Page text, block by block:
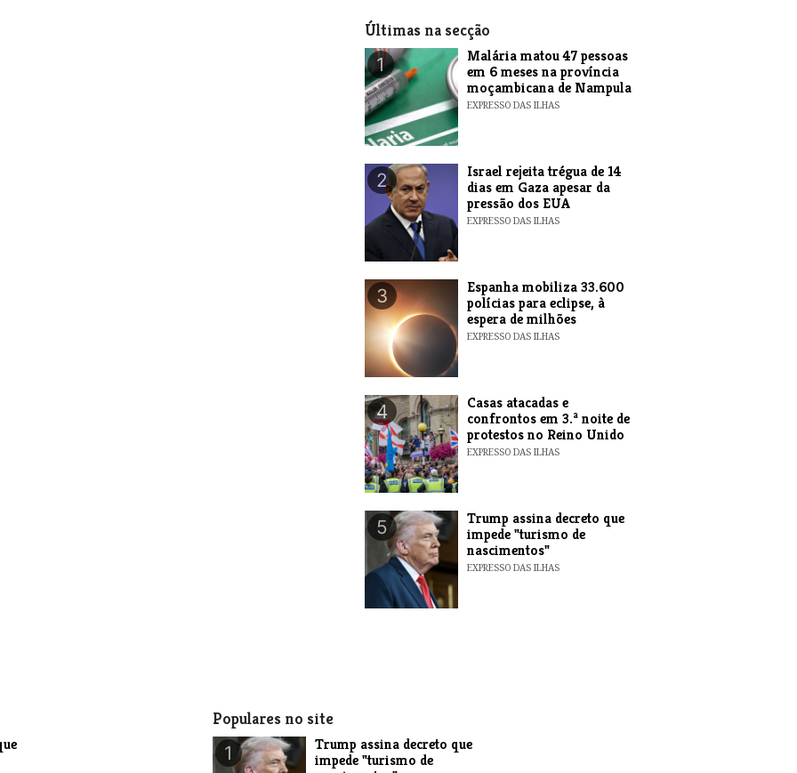
Últimas na secção
1
​Malária matou 47 pessoas
em 6 meses na província
moçambicana de Nampula
EXPRESSO DAS ILHAS
2
​Israel rejeita trégua de 14
dias em Gaza apesar da
pressão dos EUA
EXPRESSO DAS ILHAS
3
Espanha mobiliza 33.600
polícias para eclipse, à
espera de milhões
EXPRESSO DAS ILHAS
4
Casas atacadas e
confrontos em 3.ª noite de
protestos no Reino Unido
EXPRESSO DAS ILHAS
5
Trump assina decreto que
impede "turismo de
nascimentos"
EXPRESSO DAS ILHAS
Populares no site
1
Trump assina decreto que
impede "turismo de